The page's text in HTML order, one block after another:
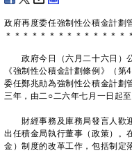
政府再度委任強制性公積金計劃
＊ ＊ ＊ ＊ ＊ ＊ ＊ ＊ ＊ ＊ ＊ ＊ ＊ ＊
政府今日（六月二十六日）
《強制性公積金計劃條例》（
委任鄭兆勛為強制性公積金計劃
三年，由二○二六年七月一日起
財經事務及庫務局發言人歡迎
出任積金局執行董事（政策）。
金）制度的改革工作，包括制定